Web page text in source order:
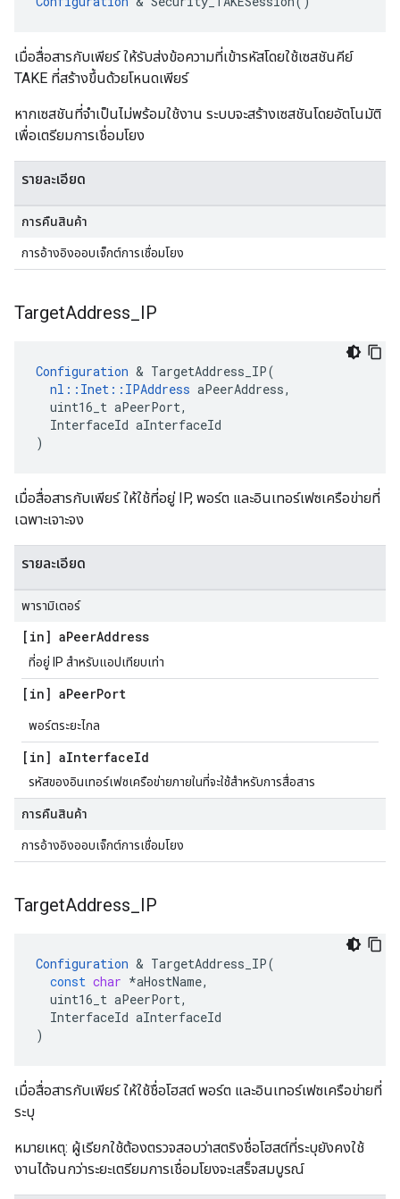
เมื่อสื่อสารกับเพียร์ ให้รับส่งข้อความที่เข้ารหัสโดยใช้เซสชันคีย์
TAKE ที่สร้างขึ้นด้วยโหนดเพียร์
หากเซสชันที่จำเป็นไม่พร้อมใช้งาน ระบบจะสร้างเซสชันโดยอัตโนมัติ
เพื่อเตรียมการเชื่อมโยง
รายละเอียด
การคืนสินค้า
การอ้างอิงออบเจ็กต์การเชื่อมโยง
TargetAddress IP
Configuration & TargetAddress_IP(
nl::Inet::IPAddress aPeerAddress,
  uint16_t aPeerPort,
  InterfaceId aInterfaceId
)
เมื่อสื่อสารกับเพียร์ ให้ใช้ที่อยู่ IP, พอร์ต และอินเทอร์เฟซเครือข่ายที่
เฉพาะเจาะจง
รายละเอียด
พารามิเตอร์
[in] aPeerAddress
ที่อยู่ IP สำหรับแอปเทียบเท่า
[in] aPeerPort
พอร์ตระยะไกล
[in] aInterfaceId
รหัสของอินเทอร์เฟซเครือข่ายภายในที่จะใช้สำหรับการสื่อสาร
การคืนสินค้า
การอ้างอิงออบเจ็กต์การเชื่อมโยง
TargetAddress IP
Configuration & TargetAddress_IP(
const char *aHostName,
uint16_t aPeerPort,
InterfaceId aInterfaceId
)
เมื่อสื่อสารกับเพียร์ ให้ใช้ชื่อโฮสต์ พอร์ต และอินเทอร์เฟซเครือข่ายที่
ระบุ
หมายเหตุ: ผู้เรียกใช้ต้องตรวจสอบว่าสตริงชื่อโฮสต์ที่ระบุยังคงใช้
งานได้จนกว่าระยะเตรียมการเชื่อมโยงจะเสร็จสมบูรณ์